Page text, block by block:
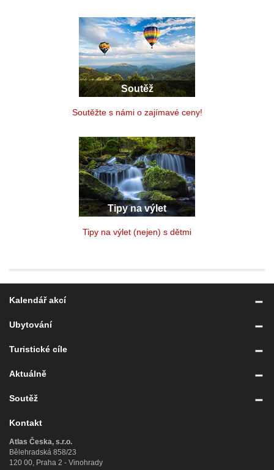
Soutěž
Soutěžte s námi o zajímavé ceny!
Tipy na výlet
Tipy na výlet (nejen) s dětmi
Kalendář akcí
Ubytování
Turistické cíle
Aktuálně
Soutěž
Kontakt
Atlas Česka, s.r.o.
Bělehradská 858/23
120 00, Praha 2 - Vinohrady